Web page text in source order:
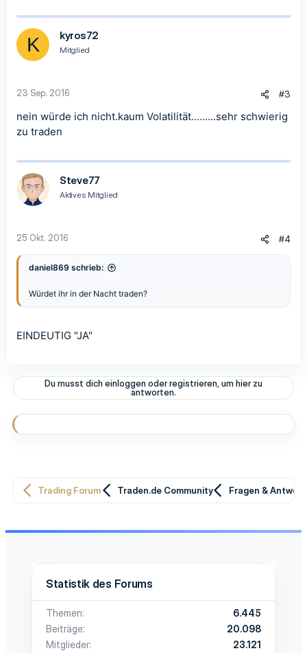
K kyros72
Mitglied
23 Sep. 2016 #3
nein würde ich nicht.kaum Volatilität.........sehr schwierig
zu traden
Steve77
Aktives Mitglied
25 Okt. 2016 #4
daniel869 schrieb:
Würdet ihr in der Nacht traden?
EINDEUTIG "JA"
Du musst dich einloggen oder registrieren, um hier zu
antworten.
Trading Forum Traden.de Community Fragen &
Statistik des Forums
Themen
6.445
Beiträge
20.098
Mitglieder
23.121